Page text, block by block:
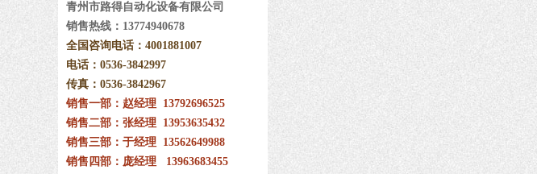
青州市路得自动化设备有限公司
销售热线：13774940678
全国咨询电话：4001881007
电话：0536-3842997
传真：0536-3842967
销售一部：赵经理 13792696525
销售二部：张经理 13953635432
销售三部：于经理 13562649988
销售四部：庞经理 13963683455